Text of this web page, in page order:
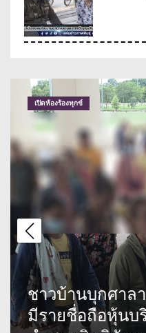
เทศบา
เทียนพร
คืบหน้
เด็ก 14
ขับรถป
โรงเรีย
โรงเรีย
อุบัติเหตุ
สุดสลด 2 ชีวิตสั